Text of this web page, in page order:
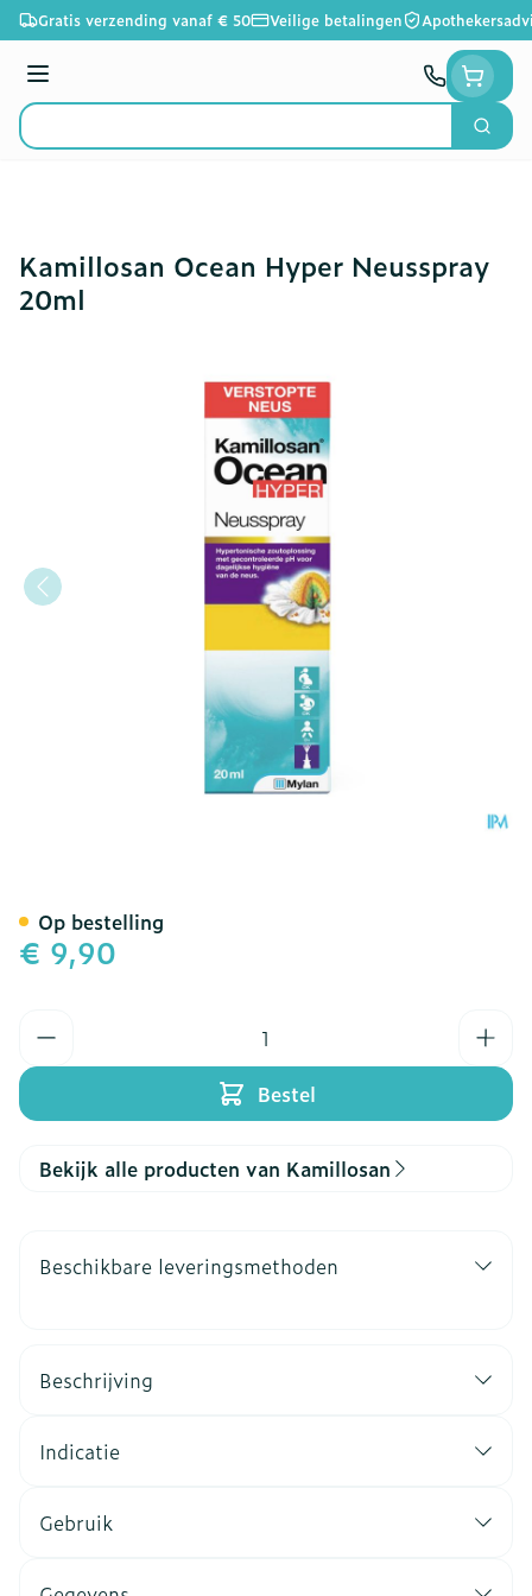
Ga naar de inhoud
Gratis verzending vanaf € 50 Veilige betalingen
Menu
Product, merk, categorie...
Zoek
Kamillosan Ocean Hyper Neusspray
20ml
€ 9,90
Bestel
Op bestelling
Bekijk alle producten van Kamillosan
Beschikbare leveringsmethoden
Beschrijving
Indicatie
Gebruik